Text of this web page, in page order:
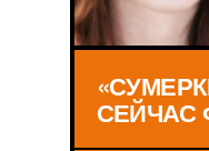
СЕЙЧАС